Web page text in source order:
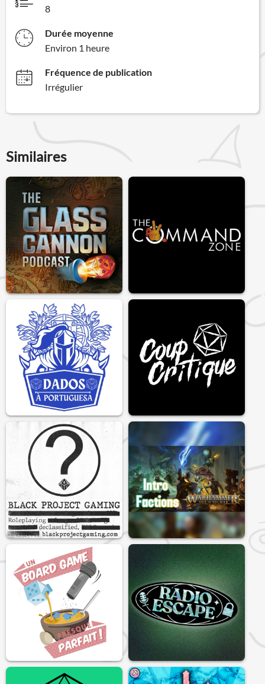
8
Durée moyenne
Environ 1 heure
Fréquence de publication
Irrégulier
Similaires